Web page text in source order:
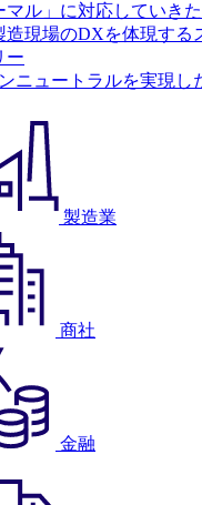
マル」に対応していき
造現場のDXを体現する
ー
ニュートラルを実現し
製造業
商社
金融